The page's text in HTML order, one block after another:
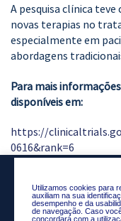
A pesquisa clínica
novas terapias no
especialmente em
abordagens
Para mais
disponíveis em:
https://
0616&rank=6
Utilizamos cookies para
auxiliam na sua
desempenho e da
de navegação. Caso
concordará com a